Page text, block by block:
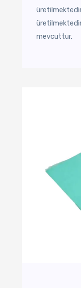
mevcuttur.